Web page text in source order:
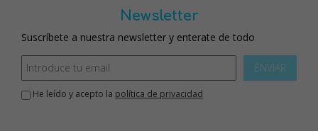
Newsletter
Suscríbete a nuestra newsletter y enterate de todo
ENVIAR
He leído y acepto la política de privacidad